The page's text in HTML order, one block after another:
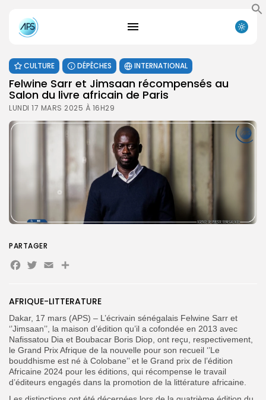
Search
for:
FR
CULTURE DÉPÊCHES INTERNATIONAL
Felwine Sarr et Jimsaan récompensés au
Salon du livre africain de Paris
LUNDI 17 MARS 2025 À 16H29
AFRIQUE-LITTERATURE
Dakar, 17 mars (APS) – L’écrivain sénégalais Felwine Sarr et
‘’Jimsaan’’, la maison d’édition qu’il a cofondée en 2013 avec
Nafissatou Dia et Boubacar Boris Diop, ont reçu, respectivement,
le Grand Prix Afrique de la nouvelle pour son recueil ‘’Le
bouddhisme est né à Colobane’’ et le Grand prix de l’édition
Africaine 2024 pour les éditions, qui récompense le travail
d’éditeurs engagés dans la promotion de la littérature africaine.
PARTAGER
Facebook
Twitter
EmailPartager